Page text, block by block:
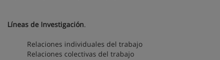
Líneas de Investigación.
Relaciones individuales del trabajo
Relaciones colectivas del trabajo